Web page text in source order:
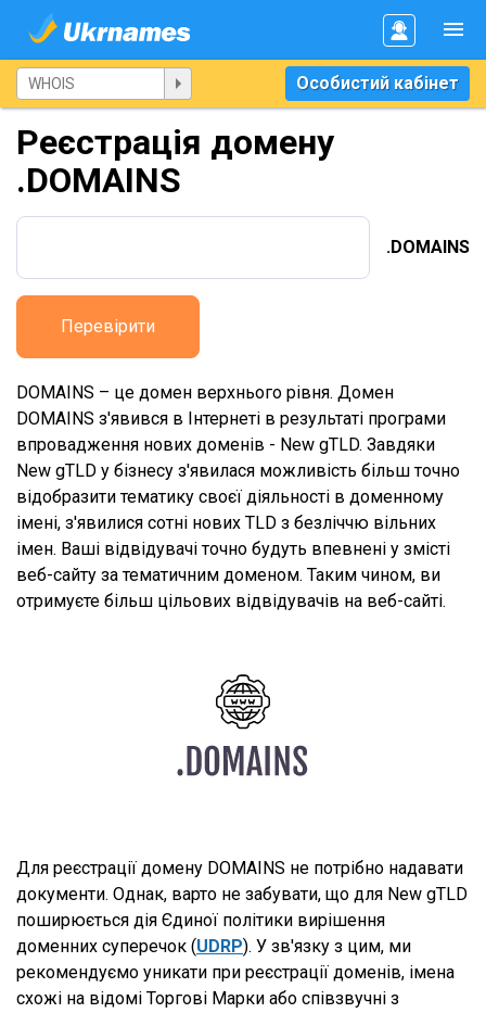
Особистий кабінет
Реєстрація домену
.DOMAINS
.DOMAINS
Перевірити
DOMAINS – це домен верхнього рівня. Домен
DOMAINS з'явився в Інтернеті в результаті програми
впровадження нових доменів - New gTLD. Завдяки
New gTLD у бізнесу з'явилася можливість більш точно
відобразити тематику своєї діяльності в доменному
імені, з'явилися сотні нових TLD з безліччю вільних
імен. Ваші відвідувачі точно будуть впевнені у змісті
веб-сайту за тематичним доменом. Таким чином, ви
отримуєте більш цільових відвідувачів на веб-сайті.
Для реєстрації домену DOMAINS не потрібно надавати
документи. Однак, варто не забувати, що для New gTLD
поширюється дія Єдиної політики вирішення
доменних суперечок (UDRP). У зв'язку з цим, ми
рекомендуємо уникати при реєстрації доменів, імена
схожі на відомі Торгові Марки або співзвучні з